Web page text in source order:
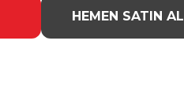
HEMEN SATIN AL